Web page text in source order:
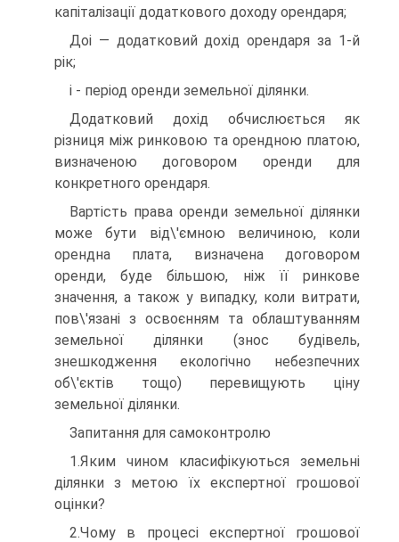
капіталізації додаткового доходу орендаря;
Доі — додатковий дохід орендаря за 1-й
рік;
і - період оренди земельної ділянки.
Додатковий дохід обчислюється як
різниця між ринковою та орендною платою,
визначеною договором оренди для
конкретного орендаря.
Вартість права оренди земельної ділянки
може бути від\'ємною величиною, коли
орендна плата, визначена договором
оренди, буде більшою, ніж її ринкове
значення, а також у випадку, коли витрати,
пов\'язані з освоєнням та облаштуванням
земельної ділянки (знос будівель,
знешкодження екологічно небезпечних
об\'єктів тощо) перевищують ціну
земельної ділянки.
Запитання для самоконтролю
1.Яким чином класифікуються земельні
ділянки з метою їх експертної грошової
оцінки?
2.Чому в процесі експертної грошової